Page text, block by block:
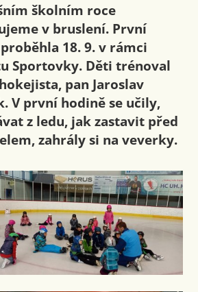
školním roce
v bruslení. První
18. 9. v rámci
Sportovky. Děti trénoval
pan Jaroslav
V první hodině se učily,
z ledu, jak zastavit před
zahrály si na veverky.